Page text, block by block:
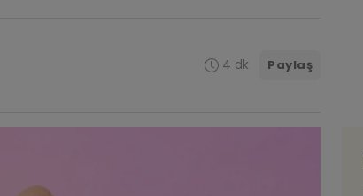
4 dk Paylaş